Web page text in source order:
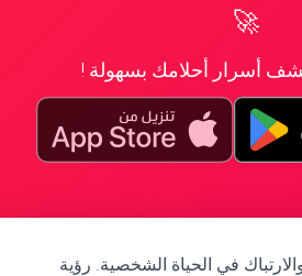
🚀
أسرار أحلامك بسهولة !
في الحياة الشخصية. رؤية